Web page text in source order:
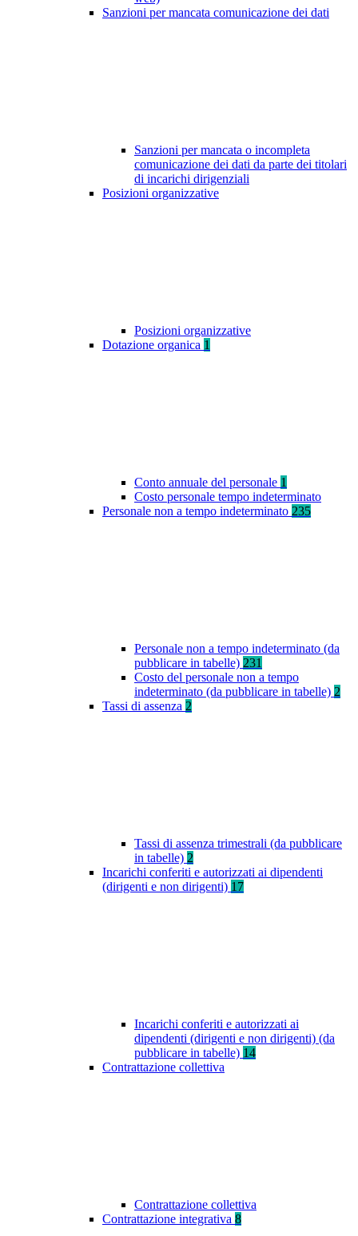
Sanzioni per mancata comunicazione dei dati
Sanzioni per mancata o incompleta
comunicazione dei dati da parte dei titolari
di incarichi dirigenziali
Posizioni organizzative
Posizioni organizzative
Dotazione organica 1
Conto annuale del personale 1
Costo personale tempo indeterminato
Personale non a tempo indeterminato 235
Personale non a tempo indeterminato (da
pubblicare in tabelle) 231
Costo del personale non a tempo
indeterminato (da pubblicare in tabelle) 2
Tassi di assenza 2
Tassi di assenza trimestrali (da pubblicare
in tabelle) 2
Incarichi conferiti e autorizzati ai dipendenti
(dirigenti e non dirigenti) 17
Incarichi conferiti e autorizzati ai
dipendenti (dirigenti e non dirigenti) (da
pubblicare in tabelle) 14
Contrattazione collettiva
Contrattazione collettiva
Contrattazione integrativa 8